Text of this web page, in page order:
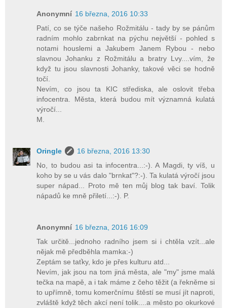
Anonymní 16 března, 2016 10:33
Patí, co se týče našeho Rožmitálu - tady by se pánům
radním mohlo zabrnkat na pýchu největší - pohled s
notami houslemi a Jakubem Janem Rybou - nebo
slavnou Johanku z Rožmitálu a bratry Lvy....vím, že
když tu jsou slavnosti Johanky, takové věci se hodně
točí.
Nevím, co jsou ta KIC střediska, ale oslovit třeba
infocentra. Města, která budou mít významná kulatá
výročí...
M.
Oringle
16 března, 2016 13:30
No, to budou asi ta infocentra...:-). A Magdi, ty víš, u
koho by se u vás dalo "brnkat"?:-). Ta kulatá výročí jsou
super nápad... Proto mě ten můj blog tak baví. Tolik
nápadů ke mně přiletí...:-). P.
Anonymní 16 března, 2016 16:09
Tak určitě...jednoho radního jsem si i chtěla vzít...ale
nějak mě předběhla mamka:-)
Zeptám se taťky, kdo je přes kulturu atd...
Nevím, jak jsou na tom jiná města, ale "my" jsme malá
tečka na mapě, a i tak máme z čeho těžit (a řekněme si
to upřímně, tomu komerčnímu štěstí se musí jít naproti,
zvláště když těch akcí není tolik....a město po okurkové